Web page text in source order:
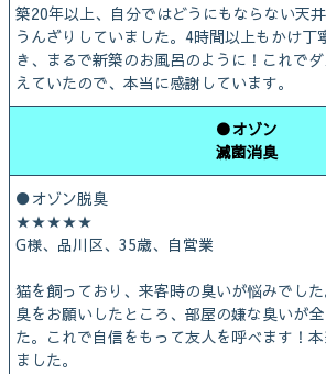
築20年以上、自分ではどうにもならない天
うんざりしていました。4時間以上もかけ丁
き、まるで新築のお風呂のように！これで
えていたので、本当に感謝しています。
●オゾン
滅菌消臭
●オゾン脱臭
★★★★★
G様、品川区、35歳、自営業
猫を飼っており、来客時の臭いが悩みでし
臭をお願いしたところ、部屋の嫌な臭いが
た。これで自信をもって友人を呼べます！
ました。